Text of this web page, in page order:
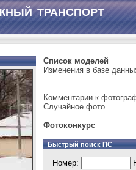
ТРАНСПОРТ
Список моделей
Изменения в базе
Комментарии к
Случайное фото
Фотоконкурс
Быстрый поиск ПС
Номер: